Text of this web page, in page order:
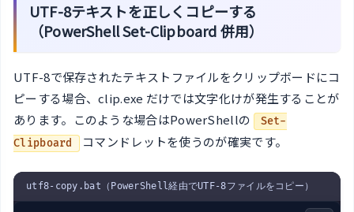
UTF-8テキストを正しくコピーする
（PowerShell Set-Clipboard 併用）
UTF-8で保存されたテキストファイルをクリップボードにコ
ピーする場合、clip.exe だけでは文字化けが発生することが
あります。このような場合はPowerShellの
Set-
Clipboard
コマンドレットを使うのが確実です。
utf8-copy.bat（PowerShell経由でUTF-8ファイルをコピー）